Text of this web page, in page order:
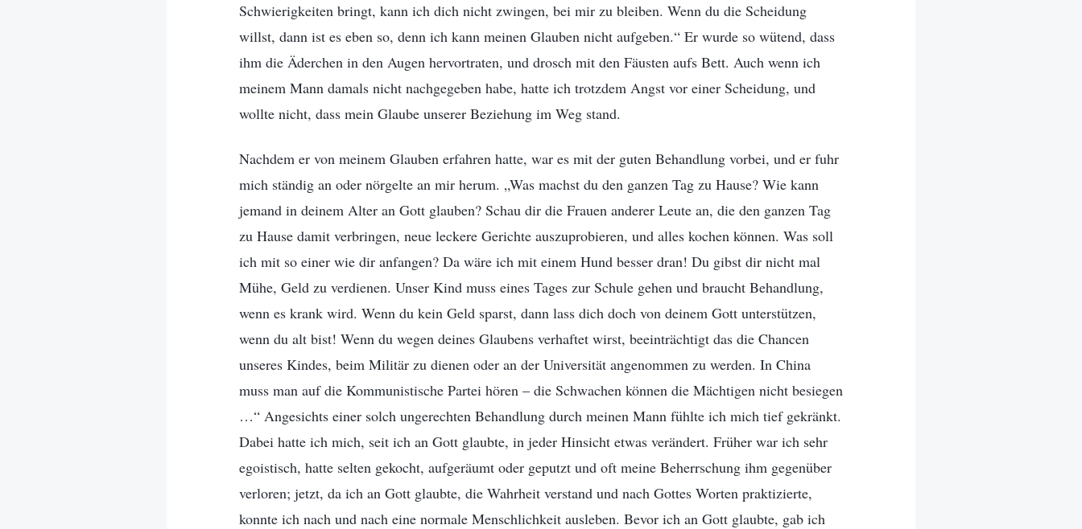
Schwierigkeiten bringt, kann ich dich nicht zwingen, bei mir zu bleiben. Wenn du die Scheidung
willst, dann ist es eben so, denn ich kann meinen Glauben nicht aufgeben.“ Er wurde so wütend, dass
ihm die Äderchen in den Augen hervortraten, und drosch mit den Fäusten aufs Bett. Auch wenn ich
meinem Mann damals nicht nachgegeben habe, hatte ich trotzdem Angst vor einer Scheidung, und
wollte nicht, dass mein Glaube unserer Beziehung im Weg stand.
Nachdem er von meinem Glauben erfahren hatte, war es mit der guten Behandlung vorbei, und er fuhr
mich ständig an oder nörgelte an mir herum. „Was machst du den ganzen Tag zu Hause? Wie kann
jemand in deinem Alter an Gott glauben? Schau dir die Frauen anderer Leute an, die den ganzen Tag
zu Hause damit verbringen, neue leckere Gerichte auszuprobieren, und alles kochen können. Was soll
ich mit so einer wie dir anfangen? Da wäre ich mit einem Hund besser dran! Du gibst dir nicht mal
Mühe, Geld zu verdienen. Unser Kind muss eines Tages zur Schule gehen und braucht Behandlung,
wenn es krank wird. Wenn du kein Geld sparst, dann lass dich doch von deinem Gott unterstützen,
wenn du alt bist! Wenn du wegen deines Glaubens verhaftet wirst, beeinträchtigt das die Chancen
unseres Kindes, beim Militär zu dienen oder an der Universität angenommen zu werden. In China
muss man auf die Kommunistische Partei hören – die Schwachen können die Mächtigen nicht besiegen
…“ Angesichts einer solch ungerechten Behandlung durch meinen Mann fühlte ich mich tief gekränkt.
Dabei hatte ich mich, seit ich an Gott glaubte, in jeder Hinsicht etwas verändert. Früher war ich sehr
egoistisch, hatte selten gekocht, aufgeräumt oder geputzt und oft meine Beherrschung ihm gegenüber
verloren; jetzt, da ich an Gott glaubte, die Wahrheit verstand und nach Gottes Worten praktizierte,
konnte ich nach und nach eine normale Menschlichkeit ausleben. Bevor ich an Gott glaubte, gab ich